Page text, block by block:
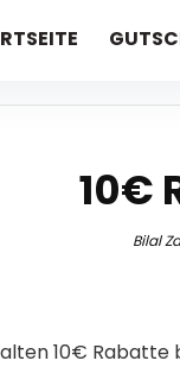
10€
Bilal
10€